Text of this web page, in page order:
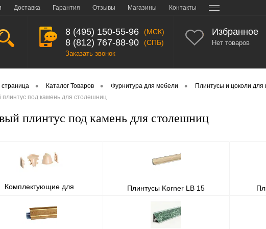
Доставка Гарантия Отзывы Магазины Контакты
8 (495) 150-55-96 (МСК)
8 (812) 767-88-90 (СПБ)
Заказать звонок
Избранное
Нет товаров
страница • Каталог Товаров • Фурнитура для мебели •
Плинтусы и цоколи для
плинтус под камень для столешниц
плинтус под камень для столешниц
Комплектующие для
Плинтусы Korner LB 15